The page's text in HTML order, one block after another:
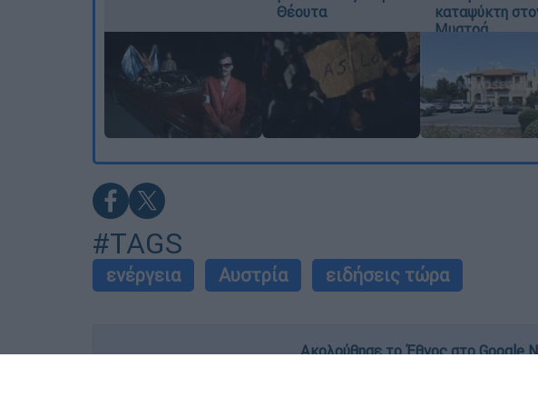
Θέουτα
καταψύκτη
Μυστρά
#TAGS
ενέργεια Αυστρία ειδήσεις τώρα
Ακολούθησε το Έθνος στο Google